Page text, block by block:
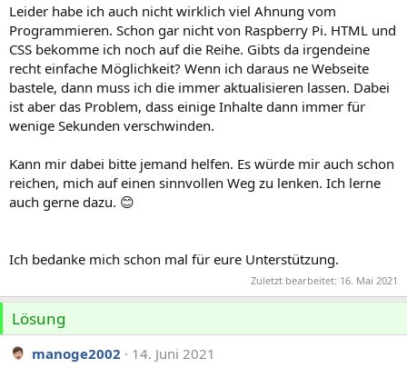
Leider habe ich auch nicht wirklich viel Ahnung vom
Programmieren. Schon gar nicht von Raspberry Pi. HTML und
CSS bekomme ich noch auf die Reihe. Gibts da irgendeine
recht einfache Möglichkeit? Wenn ich daraus ne Webseite
bastele, dann muss ich die immer aktualisieren lassen. Dabei
ist aber das Problem, dass einige Inhalte dann immer für
wenige Sekunden verschwinden.
Kann mir dabei bitte jemand helfen. Es würde mir auch schon
reichen, mich auf einen sinnvollen Weg zu lenken. Ich lerne
auch gerne dazu. 😊
Ich bedanke mich schon mal für eure Unterstützung.
Zuletzt bearbeitet: 16. Mai 2021
Lösung
manoge2002
14. Juni 2021